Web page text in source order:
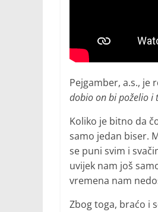
Pejgamber, a.s., je
dobio on bi poželio i
Koliko je bitno da
samo jedan biser.
se puni svim i
uvijek nam još
vremena nam
Zbog toga, braćo i